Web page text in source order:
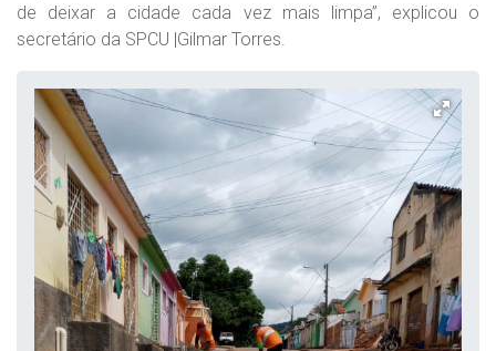
de deixar a cidade cada vez mais limpa”, explicou o
secretário da SPCU |Gilmar Torres.